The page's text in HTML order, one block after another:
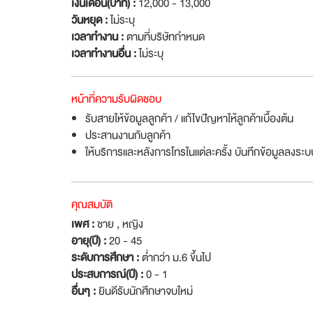
เงินเดือน(บาท) :12,000 - 13,000
วันหยุด :ไม่ระบุ
เวลาทำงาน :ตามที่บริษัทกำหนด
เวลาทำงานอื่น :ไม่ระบุ
หน้าที่ความรับผิดชอบ
รับสายให้ข้อมูลลูกค้า / แก้ไขปัญหาให้ลูกค้าเบื้องต้น
ประสานงานกับลูกค้า
ให้บริการและหลังการโทรในแต่ละครั้ง บันทึกข้อมูลลงระ
คุณสมบัติ
เพศ :ชาย , หญิง
อายุ(ปี) :20 - 45
ระดับการศึกษา :ต่ำกว่า ม.6 ขึ้นไป
ประสบการณ์(ปี) :0 - 1
อื่นๆ :ยินดีรับนักศึกษาจบใหม่